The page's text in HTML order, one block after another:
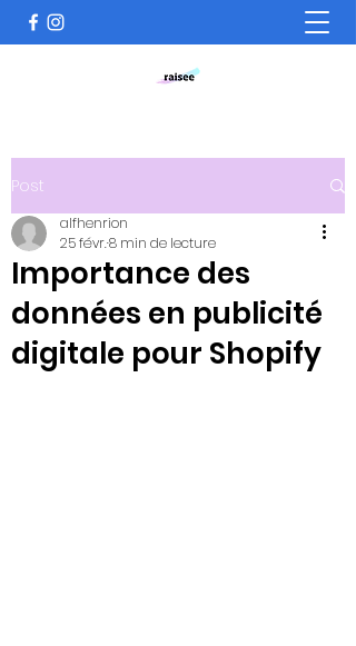
Post
Importance des
données en publicité
digitale pour Shopify
alfhenrion
25 févr.8 min de lecture